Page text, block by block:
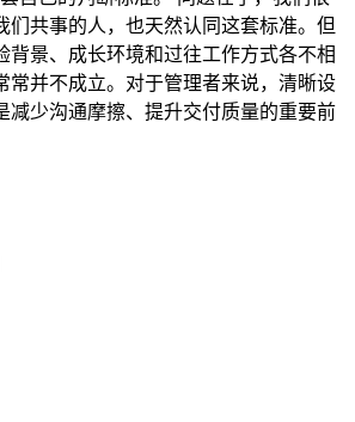
们共事的人，也天然认同这套标准。但
背景、成长环境和过往工作方式各不相
常并不成立。对于管理者来说，清晰设
减少沟通摩擦、提升交付质量的重要前